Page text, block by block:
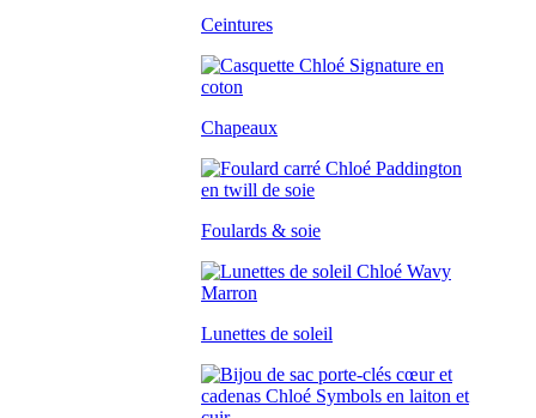
Ceintures
Chapeaux
Foulards & soie
Lunettes de soleil